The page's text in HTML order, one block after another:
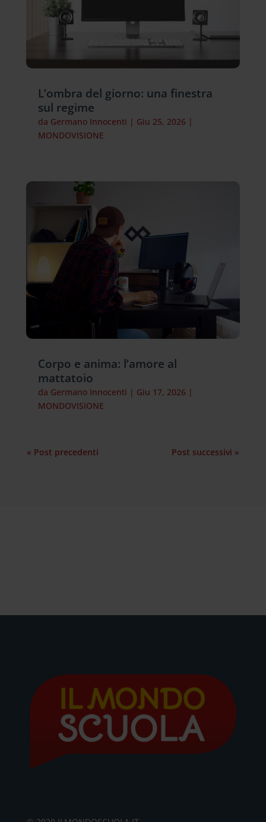
L’ombra del giorno: una finestra
sul regime
da Germano Innocenti | Giu 25, 2026 |
MONDOVISIONE
Corpo e anima: l’amore al
mattatoio
da Germano Innocenti | Giu 17, 2026 |
MONDOVISIONE
« Post precedenti Post successivi »